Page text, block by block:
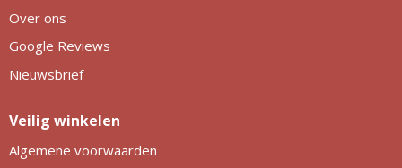
Over ons
Google Reviews
Nieuwsbrief
Veilig winkelen
Algemene voorwaarden